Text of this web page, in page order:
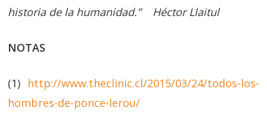
historia de la humanidad.” Héctor Llaitul
NOTAS
(1) http://www.theclinic.cl/2015/03/24/todos-los-
hombres-de-ponce-lerou/